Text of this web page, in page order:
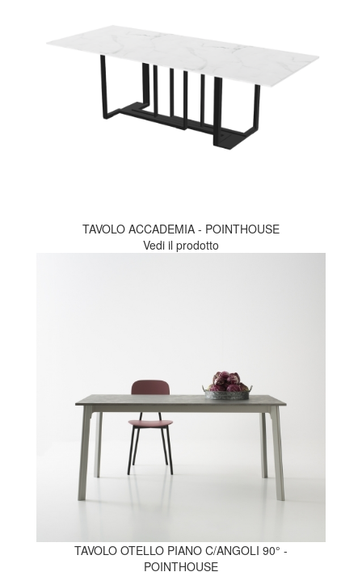
TAVOLO ACCADEMIA - POINTHOUSE
Vedi il prodotto
TAVOLO OTELLO PIANO C/ANGOLI 90° -
POINTHOUSE